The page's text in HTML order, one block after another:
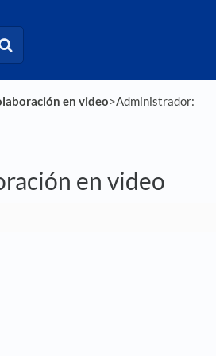
en video​>​ Administrador:
en video